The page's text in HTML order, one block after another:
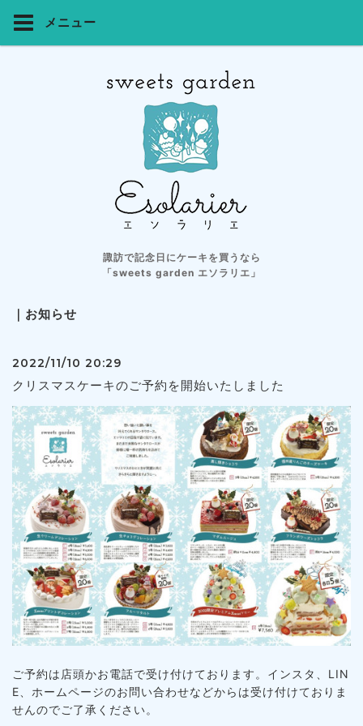
メニュー
諏訪で記念日にケーキを買うなら
「sweets garden エソラリエ」
｜お知らせ
2022/11/10 20:29
クリスマスケーキのご予約を開始いたしました
ご予約は店頭かお電話で受け付けております。インスタ、LIN
E、ホームページのお問い合わせなどからは受け付けておりま
せんのでご了承ください。